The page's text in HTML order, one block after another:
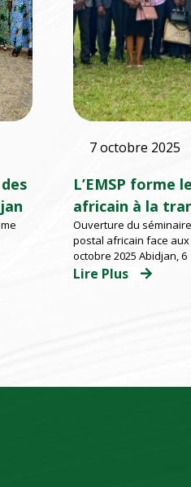
7 octobre 2025
L’EMSP forme
africain à la
Ouverture du
postal africain face
octobre 2025 Abidjan, 6
Lire Plus